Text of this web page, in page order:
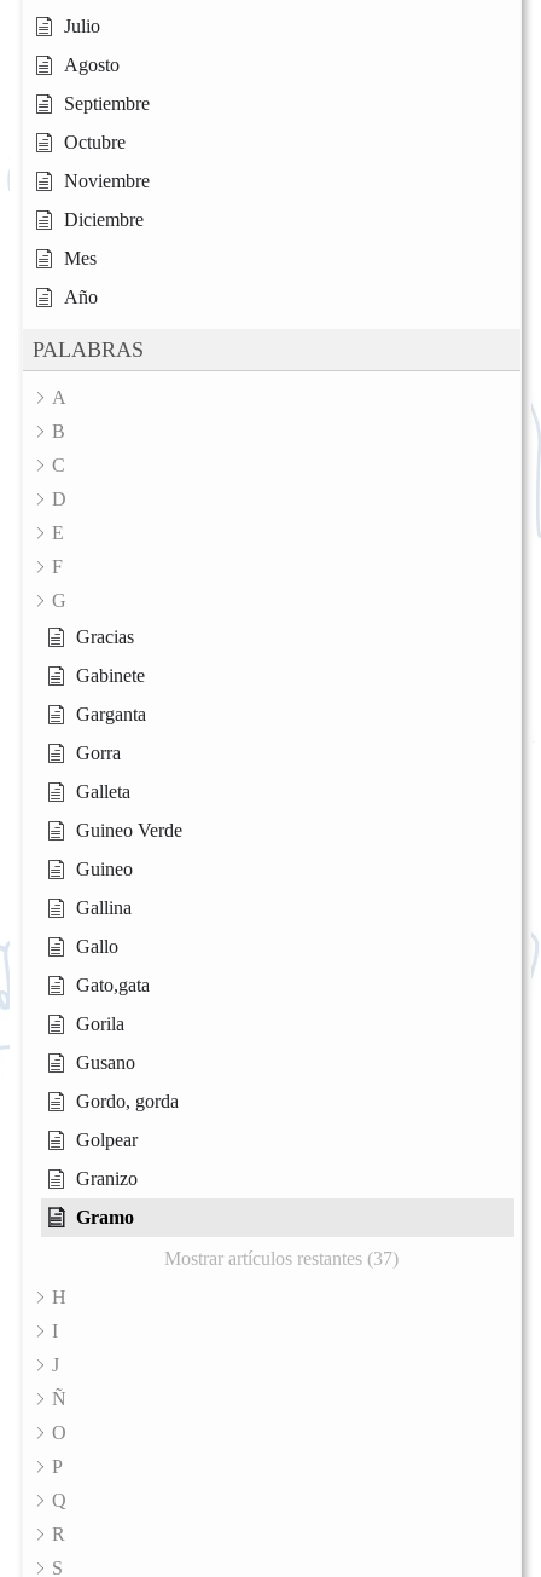
Julio
Agosto
Septiembre
Octubre
Noviembre
Diciembre
Mes
Año
PALABRAS
A
B
C
D
E
F
G
Gracias
Gabinete
Garganta
Gorra
Galleta
Guineo Verde
Guineo
Gallina
Gallo
Gato,gata
Gorila
Gusano
Gordo, gorda
Golpear
Granizo
Gramo
Mostrar artículos restantes (37)
H
I
J
Ñ
O
P
Q
R
S